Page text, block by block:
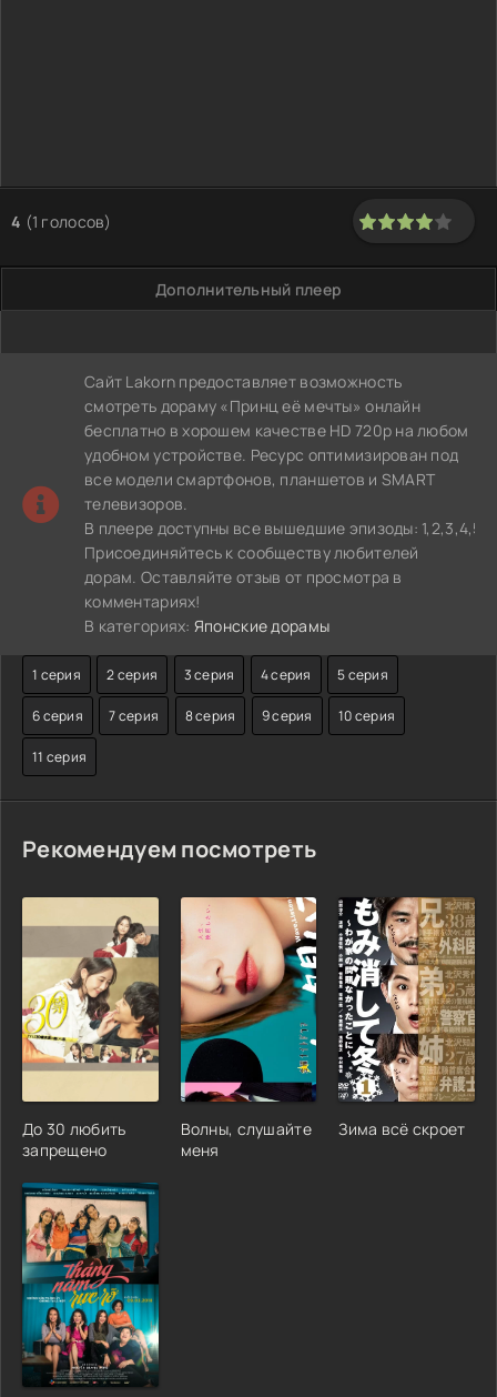
4 (1 голосов)
Дополнительный плеер
Сайт Lakorn предоставляет возможность
смотреть дораму «Принц её мечты» онлайн
бесплатно в хорошем качестве HD 720p на любом
удобном устройстве. Ресурс оптимизирован под
все модели смартфонов, планшетов и SMART
телевизоров.
В плеере доступны все вышедшие эпизоды:
Присоединяйтесь к сообществу любителей
дорам. Оставляйте отзыв от просмотра в
комментариях!
В категориях: Японские дорамы
1 серия 2 серия 3 серия 4 серия 5 серия
6 серия 7 серия 8 серия 9 серия 10 серия
11 серия
Рекомендуем посмотреть
До 30 любить
запрещено
Волны, слушайте
меня
Зима всё скроет